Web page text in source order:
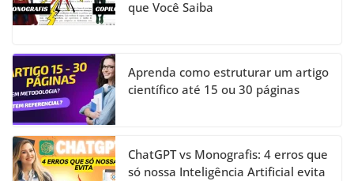
que Você Saiba
Aprenda como estruturar um artigo
científico até 15 ou 30 páginas
ChatGPT vs Monografis: 4 erros que
só nossa Inteligência Artificial evita